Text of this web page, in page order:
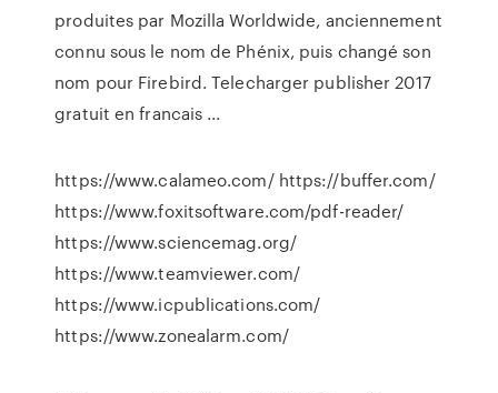
produites par Mozilla Worldwide, anciennement
connu sous le nom de Phénix, puis changé son
nom pour Firebird. Telecharger publisher 2017
gratuit en francais ...
https://www.calameo.com/ https://buffer.com/
https://www.foxitsoftware.com/pdf-reader/
https://www.sciencemag.org/
https://www.teamviewer.com/
https://www.icpublications.com/
https://www.zonealarm.com/